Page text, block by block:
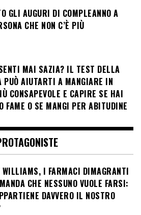
GLI AUGURI DI COMPLEANNO A
CHE NON C’È PIÙ
MAI SAZIA? IL TEST DELLA
PUÒ AIUTARTI A MANGIARE IN
CONSAPEVOLE E CAPIRE SE HAI
FAME O SE MANGI PER ABITUDINE
WILLIAMS, I FARMACI DIMAGRANTI
CHE NESSUNO VUOLE FARSI:
DAVVERO IL NOSTRO